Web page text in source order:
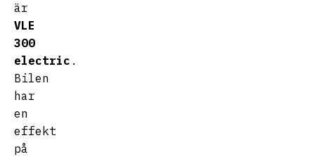
är
VLE
300
electric .
Bilen
har
en
effekt
på